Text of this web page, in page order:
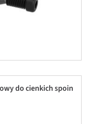
do cienkich spoin